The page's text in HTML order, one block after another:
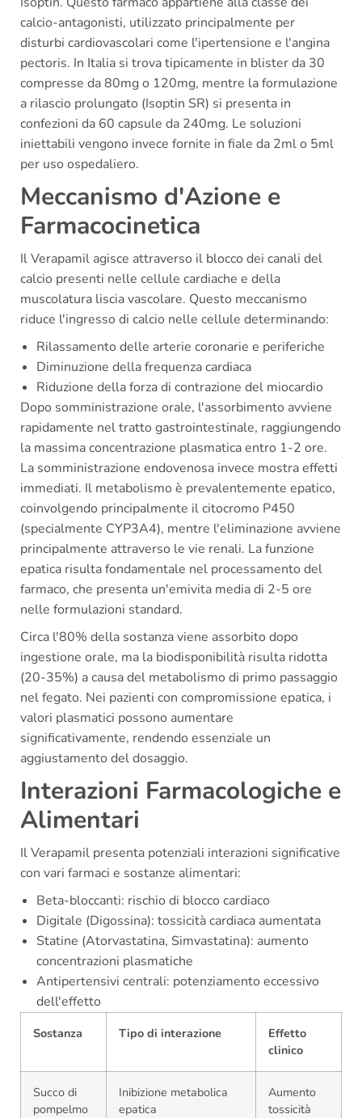
calcio-antagonisti, utilizzato principalmente per
disturbi cardiovascolari come l'ipertensione e l'angina
pectoris. In Italia si trova tipicamente in blister da 30
compresse da 80mg o 120mg, mentre la formulazione
a rilascio prolungato (Isoptin SR) si presenta in
confezioni da 60 capsule da 240mg. Le soluzioni
iniettabili vengono invece fornite in fiale da 2ml o 5ml
per uso ospedaliero.
Meccanismo d'Azione e
Farmacocinetica
Il Verapamil agisce attraverso il blocco dei canali del
calcio presenti nelle cellule cardiache e della
muscolatura liscia vascolare. Questo meccanismo
riduce l'ingresso di calcio nelle cellule determinando:
Rilassamento delle arterie coronarie e periferiche
Diminuzione della frequenza cardiaca
Riduzione della forza di contrazione del miocardio
Dopo somministrazione orale, l'assorbimento avviene
rapidamente nel tratto gastrointestinale, raggiungendo
la massima concentrazione plasmatica entro 1-2 ore.
La somministrazione endovenosa invece mostra effetti
immediati. Il metabolismo è prevalentemente epatico,
coinvolgendo principalmente il citocromo P450
(specialmente CYP3A4), mentre l'eliminazione avviene
principalmente attraverso le vie renali. La funzione
epatica risulta fondamentale nel processamento del
farmaco, che presenta un'emivita media di 2-5 ore
nelle formulazioni standard.
Circa l'80% della sostanza viene assorbito dopo
ingestione orale, ma la biodisponibilità risulta ridotta
(20-35%) a causa del metabolismo di primo passaggio
nel fegato. Nei pazienti con compromissione epatica, i
valori plasmatici possono aumentare
significativamente, rendendo essenziale un
aggiustamento del dosaggio.
Interazioni Farmacologiche e
Alimentari
Il Verapamil presenta potenziali interazioni significative
con vari farmaci e sostanze alimentari:
Beta-bloccanti: rischio di blocco cardiaco
Digitale (Digossina): tossicità cardiaca aumentata
Statine (Atorvastatina, Simvastatina): aumento
concentrazioni plasmatiche
Antipertensivi centrali: potenziamento eccessivo
dell'effetto
Sostanza Tipo di interazione
Effetto
clinico
Succo di
pompelmo
Inibizione metabolica
epatica
Aumento
tossicità